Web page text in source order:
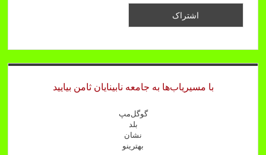
با مسیریاب‌ها به جامعه نابینایان ثامن بیایید
گوگل‌مپ
بلد
نشان
بهترینو